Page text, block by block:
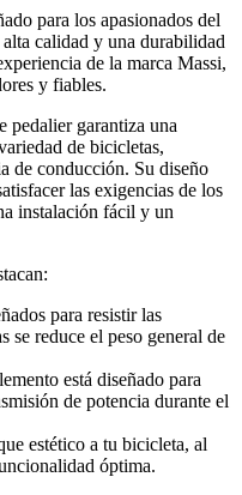
para los apasionados del
calidad y una durabilidad
de la marca Massi,
y fiables.
pedalier garantiza una
de bicicletas,
de conducción. Su diseño
las exigencias de los
instalación fácil y un
para resistir las
se reduce el peso general de
está diseñado para
de potencia durante el
estético a tu bicicleta, al
óptima.